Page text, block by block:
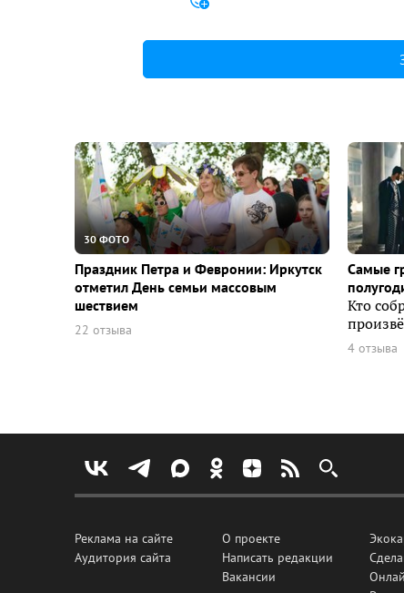
30 ФОТО
Праздник Петра и Февронии: Иркутск
отметил День семьи массовым
шествием
22 отзыва
Самые
Кто
4 отзыва
Реклама на сайте
Аудитория сайта
О проекте
Написать редакции
Вакансии